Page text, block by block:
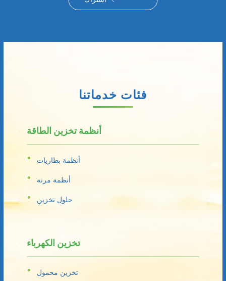
فئات خدماتنا
أنظمة تخزين الطاقة
أنظمة بطاريات
أنظمة مرنة
حلول تخزين
تخزين الكهرباء
تخزين محمول